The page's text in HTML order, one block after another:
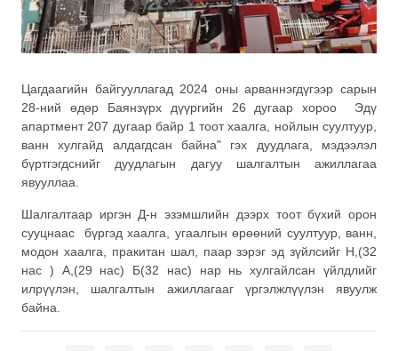
Цагдаагийн байгууллагад 2024 оны арваннэгдүгээр сарын
28-ний өдөр Баянзүрх дүүргийн 26 дугаар хороо Эдү
апартмент 207 дугаар байр 1 тоот хаалга, нойлын суултуур,
ванн хулгайд алдагдсан байна" гэх дуудлага, мэдээлэл
бүртгэгдснийг дуудлагын дагуу шалгалтын ажиллагаа
явууллаа.
Шалгалтаар иргэн Д-н эзэмшлийн дээрх тоот бүхий орон
сууцнаас бүргэд хаалга, угаалгын өрөөний суултуур, ванн,
модон хаалга, пракитан шал, паар зэрэг эд зүйлсийг Н,(32
нас ) А,(29 нас) Б(32 нас) нар нь хулгайлсан үйлдлийг
илрүүлэн, шалгалтын ажиллагааг үргэлжлүүлэн явуулж
байна.